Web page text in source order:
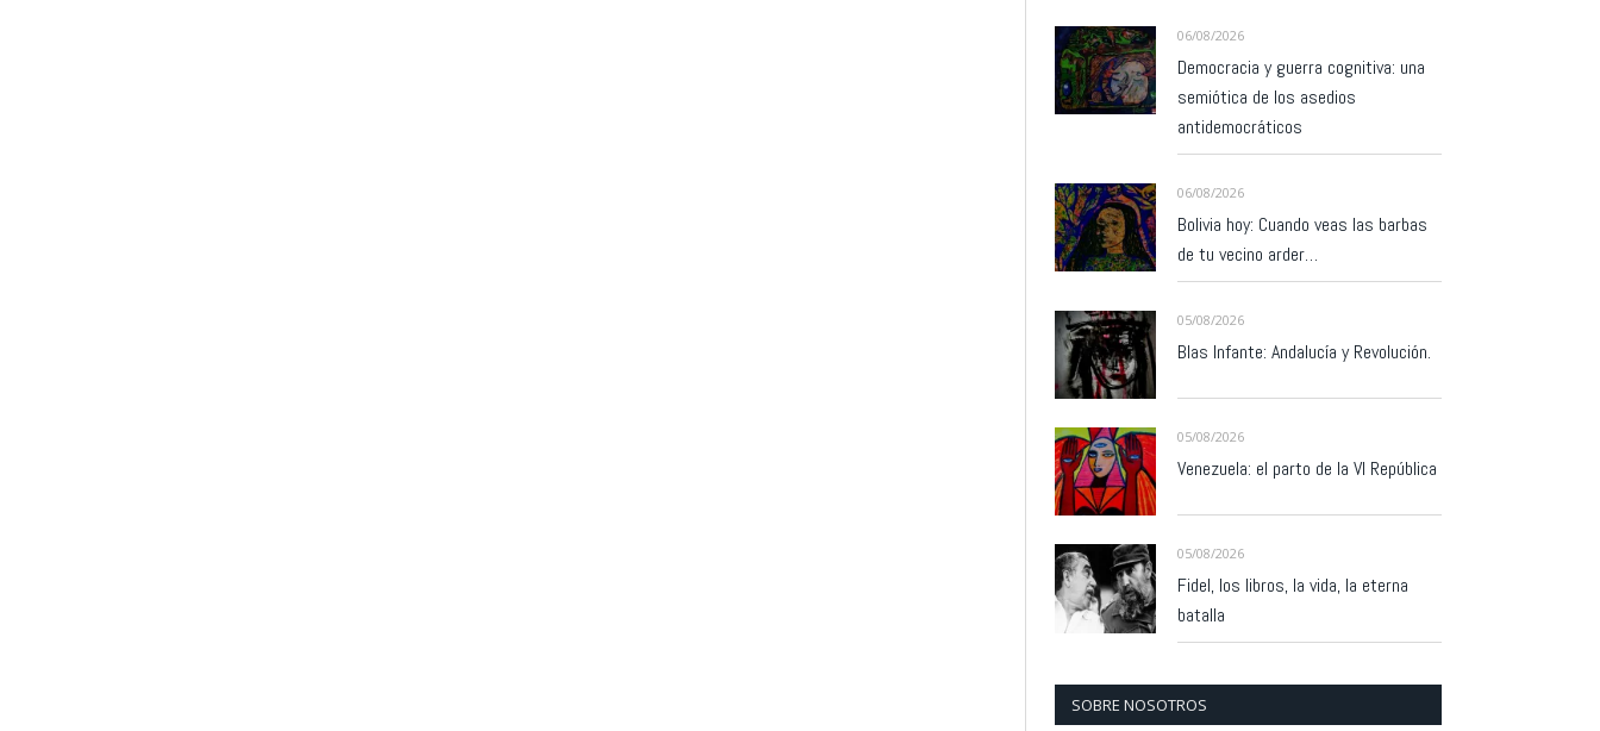
06/08/2026
Democracia y guerra cognitiva: una
semiótica de los asedios
antidemocráticos
06/08/2026
Bolivia hoy: Cuando veas las barbas
de tu vecino arder…
05/08/2026
Blas Infante: Andalucía y Revolución.
05/08/2026
Venezuela: el parto de la VI República
05/08/2026
Fidel, los libros, la vida, la eterna
batalla
SOBRE NOSOTROS